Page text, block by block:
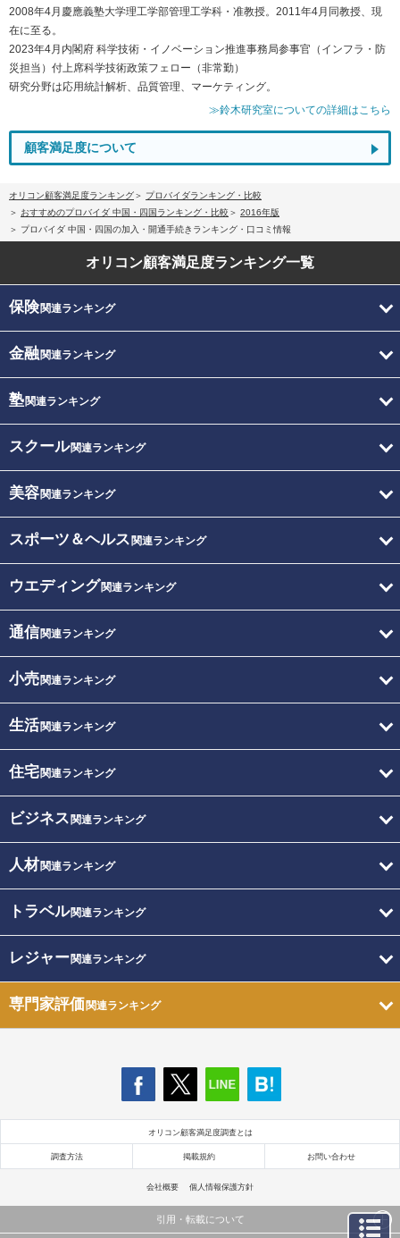
2008年4月慶應義塾大学理工学部管理工学科・准教授。2011年4月同教授、現
在に至る。
2023年4月内閣府 科学技術・イノベーション推進事務局参事官（インフラ・防
災担当）付上席科学技術政策フェロー（非常勤）
研究分野は応用統計解析、品質管理、マーケティング。
≫鈴木研究室についての詳細はこちら
顧客満足度について
オリコン顧客満足度ランキング
プロバイダランキング・比較
おすすめのプロバイダ 中国・四国ランキング・比較
2016年版
プロバイダ 中国・四国の加入・開通手続きランキング・口コミ情報
オリコン顧客満足度ランキング一覧
保険関連ランキング
金融関連ランキング
塾関連ランキング
スクール関連ランキング
美容関連ランキング
スポーツ＆ヘルス 関連ランキング
ウエディング関連ランキング
通信関連ランキング
小売関連ランキング
生活関連ランキング
住宅関連ランキング
ビジネス 関連ランキング
人材関連ランキング
トラベル関連ランキング
レジャー関連ランキング
専門家評価関連ランキング
オリコン顧客満足度調査とは
調査方法 掲載規約 お問い合わせ
会社概要 個人情報保護方針
引用・転載について